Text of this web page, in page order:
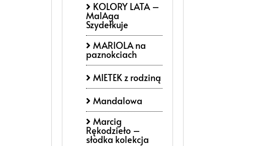
KOLORY LATA –
MalAga
Szydełkuje
MARIOLA na
paznokciach
MIETEK z rodziną
Mandalowa
Marcig
Rękodzieło –
słodka kolekcja